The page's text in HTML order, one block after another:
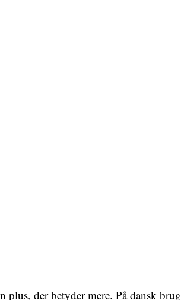
plus, der betyder mere. På dansk